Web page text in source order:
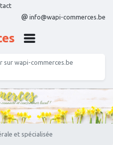
info@wapi-commerces.be
et spécialisée